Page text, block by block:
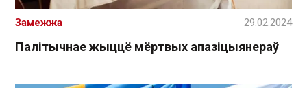
Палітычнае жыццё мёртвых апазіцыянераў
Замежжа 29.02.2024